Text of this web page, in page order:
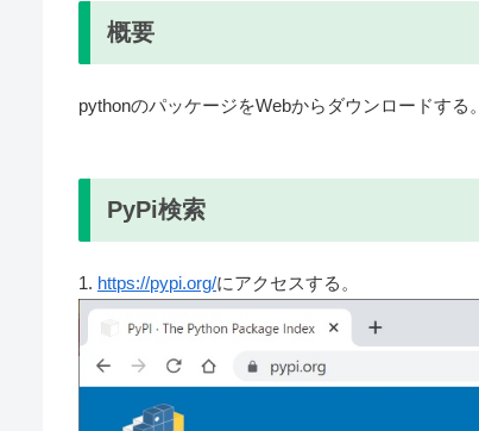
概要
pythonのパッケージをWebからダウンロードする。
PyPi検索
1. https://pypi.org/にアクセスする。